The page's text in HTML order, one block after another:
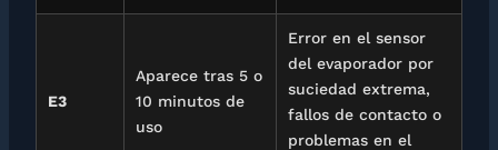
E3
Aparece tras 5 o
10 minutos de
uso
Error en el sensor
del evaporador por
suciedad extrema,
fallos de contacto o
problemas en el